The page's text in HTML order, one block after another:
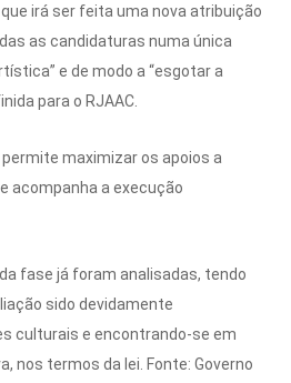
irá ser feita uma nova atribuição
as candidaturas numa única
e de modo a “esgotar a
para o RJAAC.
maximizar os apoios a
acompanha a execução
fase já foram analisadas, tendo
sido devidamente
culturais e encontrando-se em
nos termos da lei. Fonte: Governo